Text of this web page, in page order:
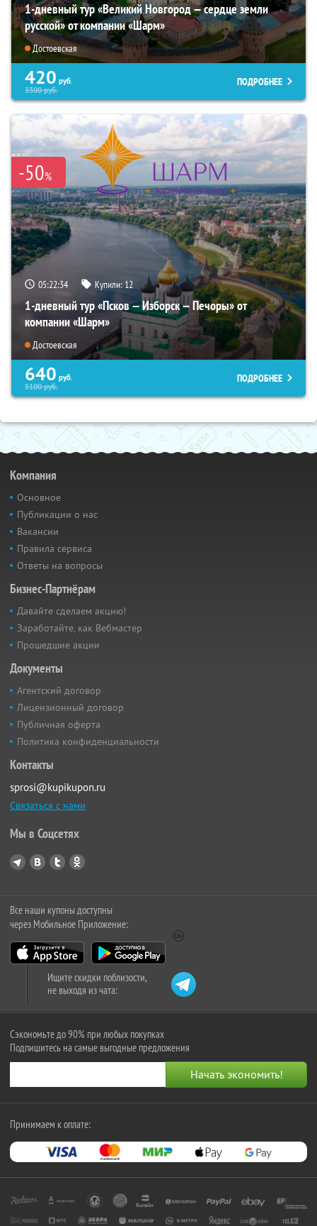
1-дневный тур «Великий Новгород — сердце земли
русской» от компании «Шарм»
Достоевская
420 руб.
3300руб.
ПОДРОБНЕЕ
-50%
05:22:32 Купили:12
1-дневный тур «Псков — Изборск — Печоры» от
компании «Шарм»
Достоевская
640 руб.
5100руб.
ПОДРОБНЕЕ
Компания
Основное
Публикации о нас
Вакансии
Правила сервиса
Ответы на вопросы
Бизнес-Партнёрам
Давайте сделаем акцию!
Заработайте, как Вебмастер
Прошедшие акции
Документы
Агентский договор
Лицензионный договор
Публичная оферта
Политика конфиденциальности
Контакты
sprosi@kupikupon.ru
Связаться с нами
Мы в Соцсетях
Все наши купоны доступны
через Мобильное Приложение:
Ищите скидки поблизости,
не выходя из чата:
Сэкономьте до 90% при любых покупках
Подпишитесь на самые выгодные предложения
Принимаем к оплате: